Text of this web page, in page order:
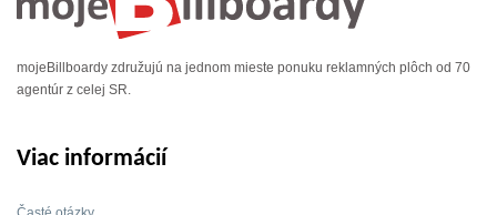
mojeBillboardy združujú na jednom mieste ponuku reklamných plôch od 70
agentúr z celej SR.
Viac informácií